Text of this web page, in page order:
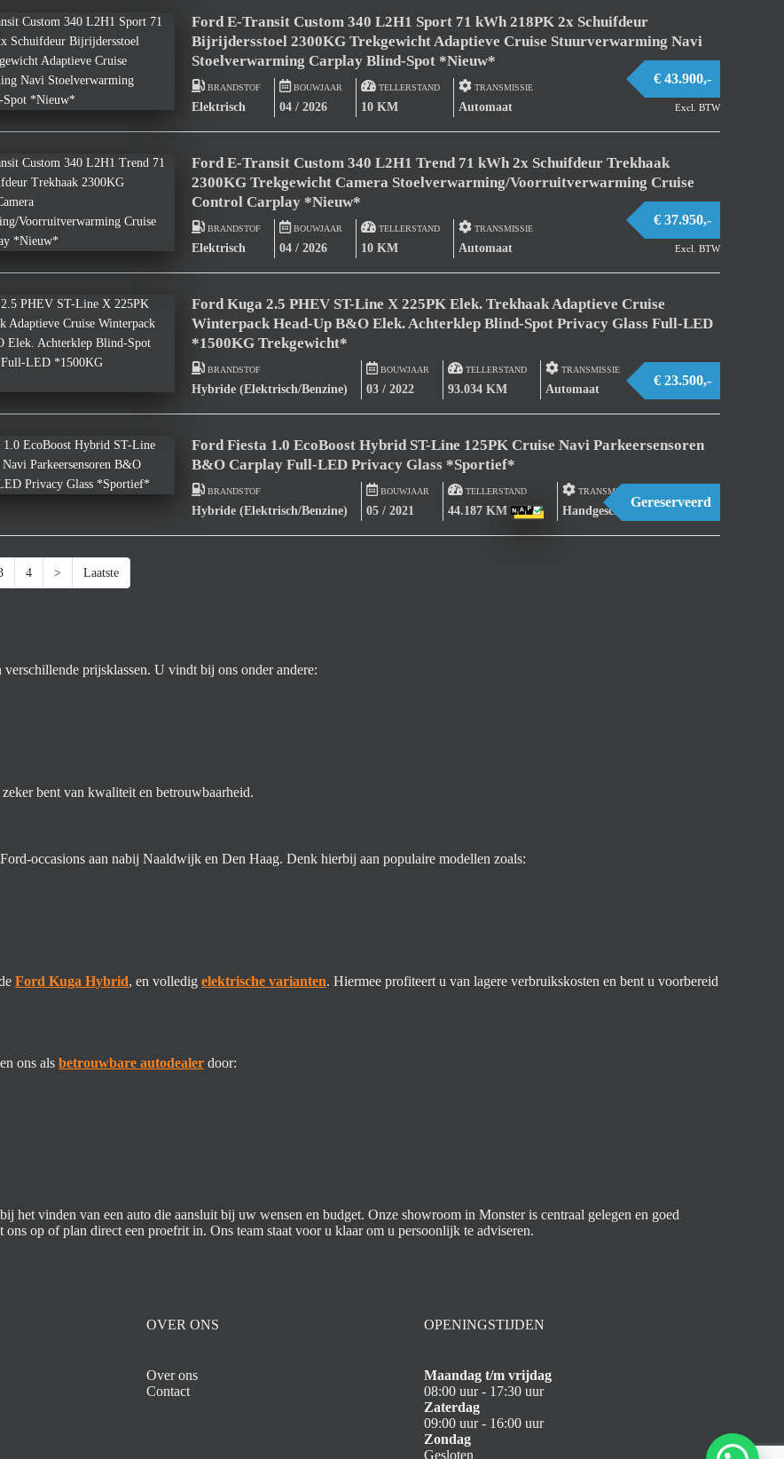
Ford E-Transit Custom 340 L2H1 Sport 71 kWh 218PK 2x Schuifdeur
Bijrijdersstoel 2300KG Trekgewicht Adaptieve Cruise Stuurverwarming Navi
Stoelverwarming Carplay Blind-Spot *Nieuw*
€ 43.900,-
Excl. BTW
BRANDSTOF
Elektrisch
BOUWJAAR
04 / 2026
TELLERSTAND
10 KM
TRANSMISSIE
Automaat
Ford E-Transit Custom 340 L2H1 Trend 71 kWh 2x Schuifdeur Trekhaak
2300KG Trekgewicht Camera Stoelverwarming/Voorruitverwarming Cruise
Control Carplay *Nieuw*
€ 37.950,-
Excl. BTW
BRANDSTOF
Elektrisch
BOUWJAAR
04 / 2026
TELLERSTAND
10 KM
TRANSMISSIE
Automaat
Ford Kuga 2.5 PHEV ST-Line X 225PK Elek. Trekhaak Adaptieve Cruise
Winterpack Head-Up B&O Elek. Achterklep Blind-Spot Privacy Glass Full-LED
*1500KG Trekgewicht*
€ 23.500,-
BRANDSTOF
Hybride (Elektrisch/Benzine)
BOUWJAAR
03 / 2022
TELLERSTAND
93.034 KM
TRANSMISSIE
Automaat
Ford Fiesta 1.0 EcoBoost Hybrid ST-Line 125PK Cruise Navi Parkeersensoren
B&O Carplay Full-LED Privacy Glass *Sportief*
Gereserveerd
BRANDSTOF
Hybride (Elektrisch/Benzine)
BOUWJAAR
05 / 2021
TELLERSTAND
44.187 KM
TRANSMISSIE
Handgeschakeld
4 > Laatste
prijsklassen. U vindt bij ons onder andere:
bent van kwaliteit en betrouwbaarheid.
occasions aan nabij Naaldwijk en Den Haag. Denk hierbij aan populaire modellen zoals:
Ford Kuga Hybrid, en volledig elektrische varianten. Hiermee profiteert u van lagere verbruikskosten en bent u voorbereid
ons als betrouwbare autodealer door:
het vinden van een auto die aansluit bij uw wensen en budget. Onze showroom in Monster is centraal gelegen en goed
op of plan direct een proefrit in. Ons team staat voor u klaar om u persoonlijk te adviseren.
OVER ONS
Over ons
Contact
OPENINGSTIJDEN
Maandag t/m vrijdag
08:00 uur - 17:30 uur
Zaterdag
09:00 uur - 16:00 uur
Zondag
Gesloten